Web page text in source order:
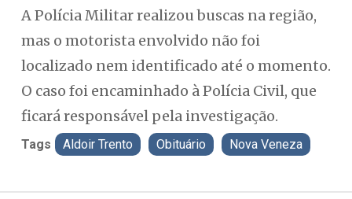
A Polícia Militar realizou buscas na região,
mas o motorista envolvido não foi
localizado nem identificado até o momento.
O caso foi encaminhado à Polícia Civil, que
ficará responsável pela investigação.
Tags Aldoir Trento Obituário Nova Veneza